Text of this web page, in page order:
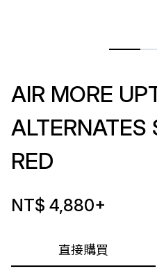
直接購買
AIR MORE
ALTERNATES
RED
NT$ 4,880+